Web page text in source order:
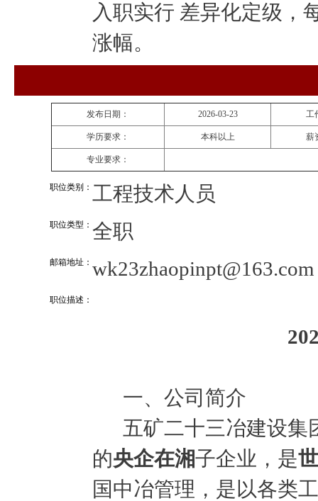
入职实行 差异化定级，
涨幅。
发布日期： 2026-03-23 工
学历要求： 本科以上 薪
专业要求：
职位类别： 工程技术人员
职位类型： 全职
邮箱地址： wk23zhaopinpt@163.com
职位描述：
一、公司简介
五矿二十三冶建设集
的央企在湘子企业，是
国中冶管理，是以各类